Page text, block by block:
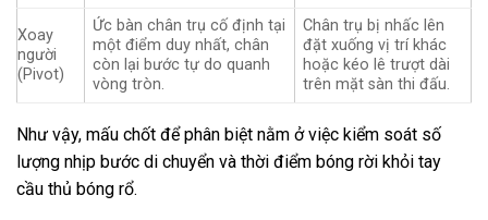
Xoay
người
(Pivot)
Ức bàn chân trụ cố định tại
một điểm duy nhất, chân
còn lại bước tự do quanh
vòng tròn.
Chân trụ bị nhấc lên
đặt xuống vị trí khác
hoặc kéo lê trượt dài
trên mặt sàn thi đấu.
Như vậy, mấu chốt để phân biệt nằm ở việc kiểm soát số
lượng nhịp bước di chuyển và thời điểm bóng rời khỏi tay
cầu thủ bóng rổ.